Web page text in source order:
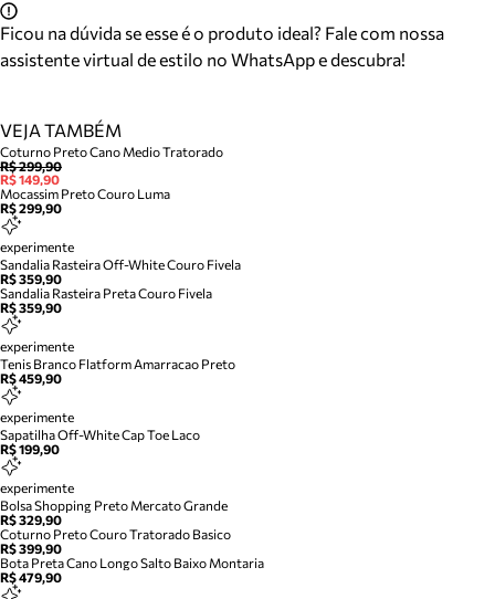
Ficou na dúvida se esse é o produto ideal? Fale com nossa
assistente virtual de estilo no WhatsApp e descubra!
VEJA TAMBÉM
Coturno Preto Cano Medio Tratorado
R$ 299,90
R$ 149,90
Mocassim Preto Couro Luma
R$ 299,90
experimente
Sandalia Rasteira Off-White Couro Fivela
R$ 359,90
Sandalia Rasteira Preta Couro Fivela
R$ 359,90
experimente
Tenis Branco Flatform Amarracao Preto
R$ 459,90
experimente
Sapatilha Off-White Cap Toe Laco
R$ 199,90
experimente
Bolsa Shopping Preto Mercato Grande
R$ 329,90
Coturno Preto Couro Tratorado Basico
R$ 399,90
Bota Preta Cano Longo Salto Baixo Montaria
R$ 479,90